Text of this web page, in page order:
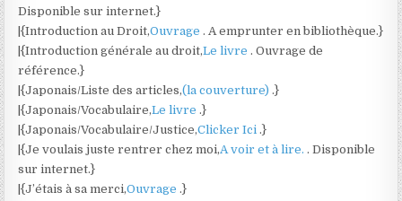
Disponible sur internet.}
|{Introduction au Droit,Ouvrage. A emprunter en bibliothèque.}
|{Introduction générale au droit,Le livre. Ouvrage de
référence.}
|{Japonais/Liste des articles,(la couverture).}
|{Japonais/Vocabulaire,Le livre.}
|{Japonais/Vocabulaire/Justice,Clicker Ici.}
|{Je voulais juste rentrer chez moi,A voir et à lire.. Disponible
sur internet.}
|{J’étais à sa merci,Ouvrage.}